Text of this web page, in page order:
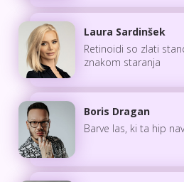
Laura Sardinšek
Retinoidi so zlati
znakom staranja
Boris Dragan
Barve las, ki ta hip